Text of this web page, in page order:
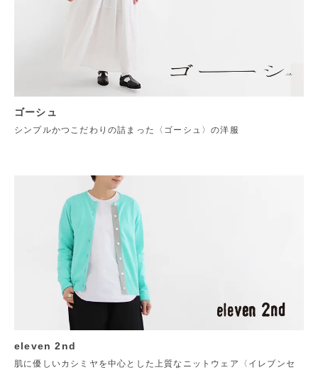
ゴーシュ
シンプルかつこだわりの詰まった〈ゴーシュ〉の洋服
eleven 2nd
肌に優しいカシミヤを中心とした上質なニットウェア〈イレブンセ